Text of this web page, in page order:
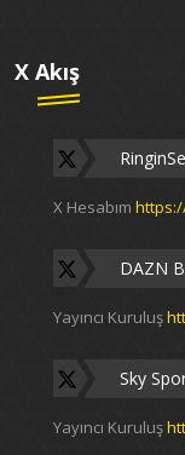
X Akış
X Hesabım
DAZN
Yayıncı Kuruluş
Sky
Yayıncı Kuruluş